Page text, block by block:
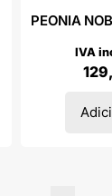
PEONIA
IVA